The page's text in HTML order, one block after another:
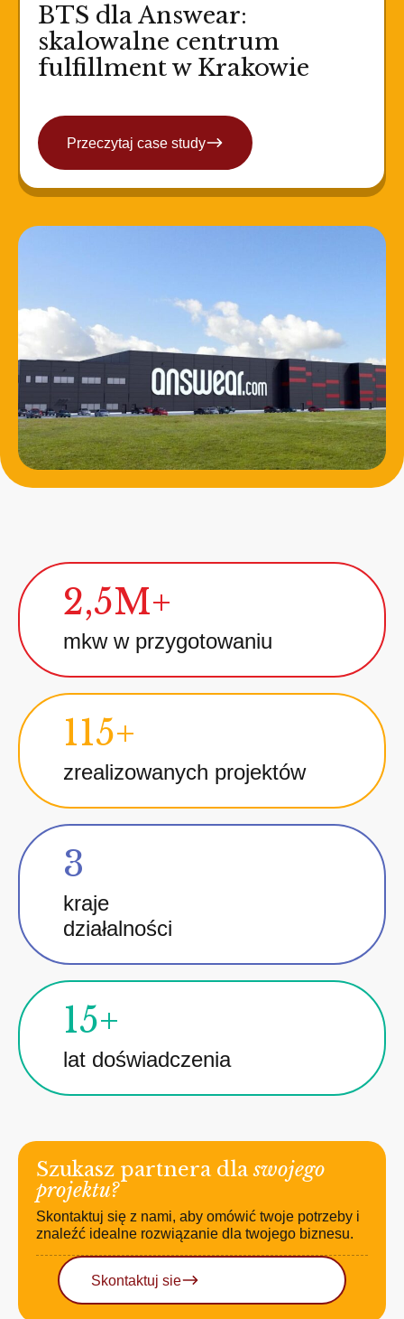
BTS dla Answear:
skalowalne centrum
fulfillment w Krakowie
Przeczytaj case study
2,5M+
mkw w przygotowaniu
115+
zrealizowanych projektów
3
kraje
działalności
15+
lat doświadczenia
Szukasz partnera dlaswojego
projektu?
Skontaktuj się z nami, aby omówić twoje potrzeby i
znaleźć idealne rozwiązanie dla twojego biznesu.
Skontaktuj sie